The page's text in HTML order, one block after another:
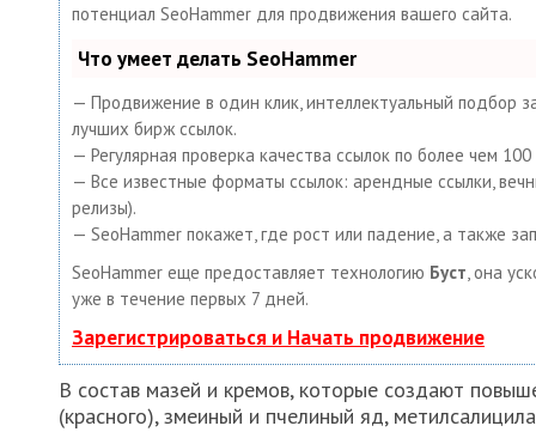
потенциал SeoHammer для продвижения вашего сайта.
Что умеет делать SeoHammer
— Продвижение в один клик, интеллектуальный подбор
лучших бирж ссылок.
— Регулярная проверка качества ссылок по более чем
— Все известные форматы ссылок: арендные ссылки,
релизы).
— SeoHammer покажет, где рост или падение, а также
SeoHammer еще предоставляет технологию Буст, она
уже в течение первых 7 дней.
Зарегистрироваться и Начать продвижение
В состав мазей и кремов, которые создают
(красного), змеиный и пчелиный яд,